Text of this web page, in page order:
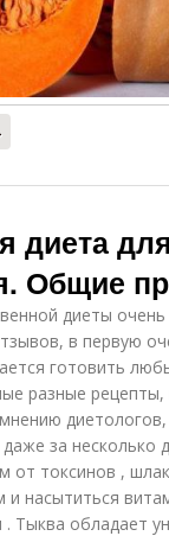
диета для
Общие
диеты
в первую
готовить
разные рецепты,
за несколько
от токсинов ,
и насытиться
Тыква обладает